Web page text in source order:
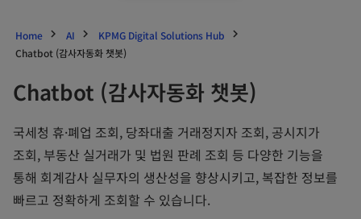
Home AI
KPMG Digital Solutions Hub
Chatbot (감사자동화 챗봇)
Chatbot (감사자동화 챗봇)
국세청 휴·폐업 조회, 당좌대출 거래정지자 조회, 공시지가
조회, 부동산 실거래가 및 법원 판례 조회 등 다양한 기능을
통해 회계감사 실무자의 생산성을 향상시키고, 복잡한 정보를
빠르고 정확하게 조회할 수 있습니다.